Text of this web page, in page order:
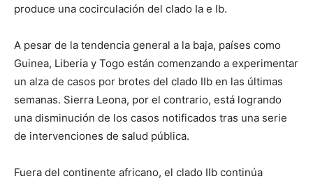
produce una cocirculación del clado Ia e Ib.
A pesar de la tendencia general a la baja, países como
Guinea, Liberia y Togo están comenzando a experimentar
un alza de casos por brotes del clado IIb en las últimas
semanas. Sierra Leona, por el contrario, está logrando
una disminución de los casos notificados tras una serie
de intervenciones de salud pública.
Fuera del continente africano, el clado IIb continúa